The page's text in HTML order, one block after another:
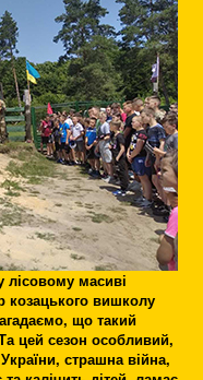
лісовому масиві
козацького вишколу
що такий
цей сезон особливий,
страшна війна,